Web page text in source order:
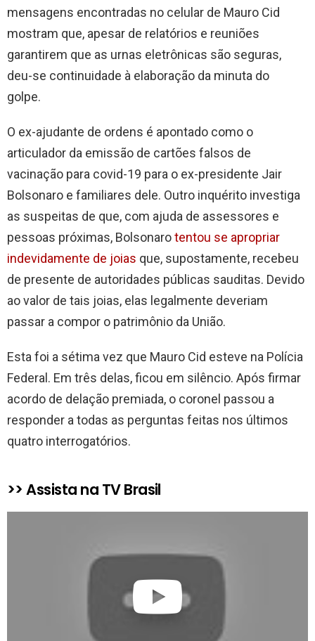
mensagens encontradas no celular de Mauro Cid
mostram que, apesar de relatórios e reuniões
garantirem que as urnas eletrônicas são seguras,
deu-se continuidade à elaboração da minuta do
golpe.
O ex-ajudante de ordens é apontado como o
articulador da emissão de cartões falsos de
vacinação para covid-19 para o ex-presidente Jair
Bolsonaro e familiares dele. Outro inquérito investiga
as suspeitas de que, com ajuda de assessores e
pessoas próximas, Bolsonarotentou se apropriar
indevidamente de joias que, supostamente, recebeu
de presente de autoridades públicas sauditas. Devido
ao valor de tais joias, elas legalmente deveriam
passar a compor o patrimônio da União.
Esta foi a sétima vez que Mauro Cid esteve na Polícia
Federal. Em três delas, ficou em silêncio. Após firmar
acordo de delação premiada, o coronel passou a
responder a todas as perguntas feitas nos últimos
quatro interrogatórios.
>> Assista na TV Brasil